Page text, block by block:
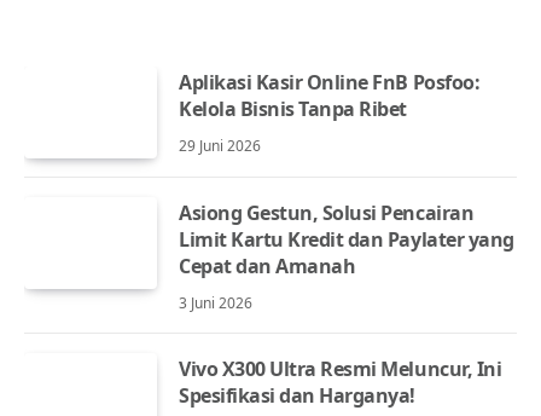
Aplikasi Kasir Online FnB Posfoo:
Kelola Bisnis Tanpa Ribet
29 Juni 2026
Asiong Gestun, Solusi Pencairan
Limit Kartu Kredit dan Paylater yang
Cepat dan Amanah
3 Juni 2026
Vivo X300 Ultra Resmi Meluncur, Ini
Spesifikasi dan Harganya!